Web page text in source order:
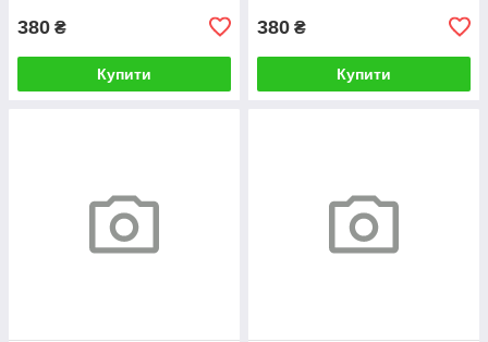
380 ₴
Купити
380 ₴
Купити